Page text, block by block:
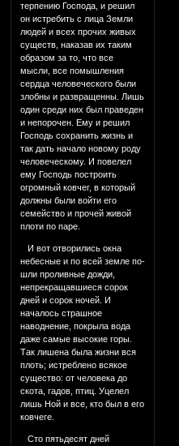
терпению Господа, и решил
он истребить с лица Земли
людей и всех прочих живых
существ, наказав их таким
образом за то, что все
мысли, все помышления
сердца человеческого были
злобны и развращенны. Лишь
один среди них был праведен
и непорочен. Ему и решил
Господь сохранить жизнь и
так дать начало новому роду
человеческому. И повелел
ему Господь построить
огромный ковчег, в который
должны были войти его
семейство и прочей живой
плоти по паре.
И вот отворились окна
небесные и по всей земле по­
шли проливные дожди,
непрекращавшиеся сорок
дней и сорок ночей. И
началось страшное
наводнение, покрыла вода
даже самые высокие горы.
Так лишена была жизни вся
плоть; истреблено всякое
существо: от человека до
скота, гадов, птиц. Уцелел
лишь Ной и все, кто был в его
ковчеге.
Сто пятьдесят дней